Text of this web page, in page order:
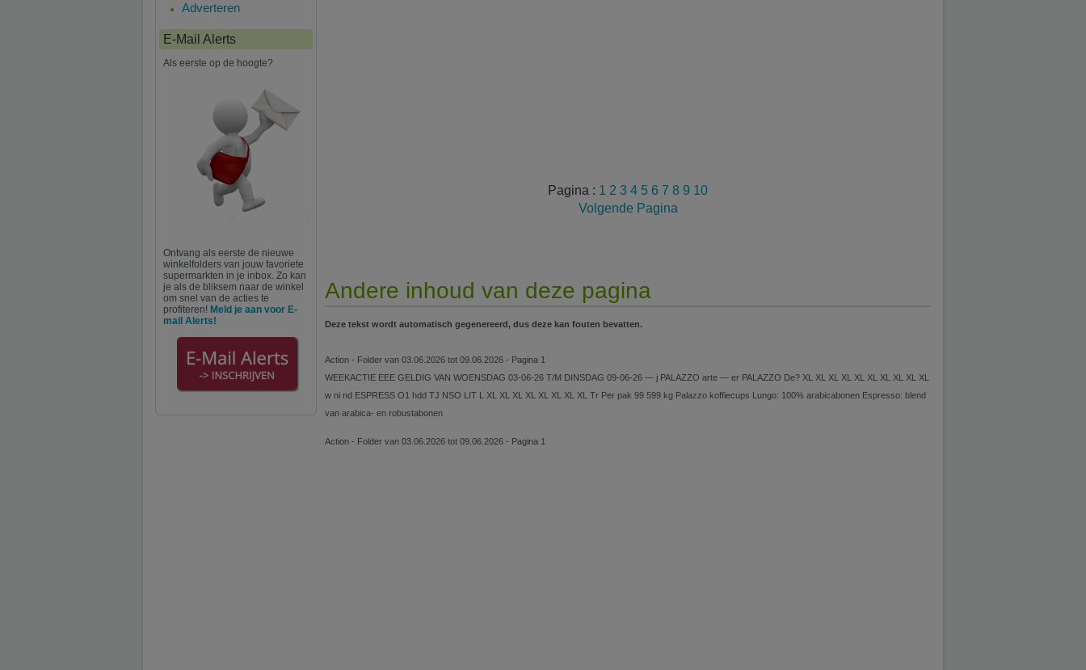
Pagina : 1 2 3 4 5 6 7 8 9 10
Volgende Pagina
Andere inhoud van deze pagina
Deze tekst wordt automatisch gegenereerd, dus deze kan fouten bevatten.
Action - Folder van 03.06.2026 tot 09.06.2026 - Pagina 1
WEEKACTIE EEE GELDIG VAN WOENSDAG 03-06-26 T/M DINSDAG 09-06-26 — j PALAZZO arte — er PALAZZO De? XL XL XL XL XL XL XL XL XL XL
w ni nd ESPRESS O1 hdd TJ NSO LIT L XL XL XL XL XL XL XL XL Tr Per pak 99 599 kg Palazzo koffiecups Lungo: 100% arabicabonen Espresso: blend
van arabica- en robustabonen
Action - Folder van 03.06.2026 tot 09.06.2026 - Pagina 1
Adverteren
E-Mail Alerts
Als eerste op de hoogte?
Ontvang als eerste de nieuwe
winkelfolders van jouw favoriete
supermarkten in je inbox. Zo kan
je als de bliksem naar de winkel
om snel van de acties te
profiteren! Meld je aan voor E-
mail Alerts!